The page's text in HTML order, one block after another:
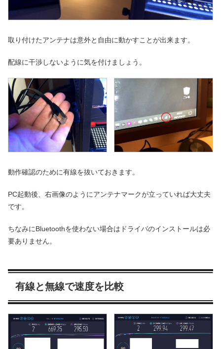
取り付けたアンテナは意外と自由に動かすことが出来ます。
配線に干渉しないように気を付けましょう。
動作確認のために有線を抜いておきます。
PC起動後、右画像のようにアンテナマークが立っていれば大丈夫
です。
ちなみにBluetoothを使わない場合はドライバのインストールは必
要ありません。
有線と無線で速度を比較